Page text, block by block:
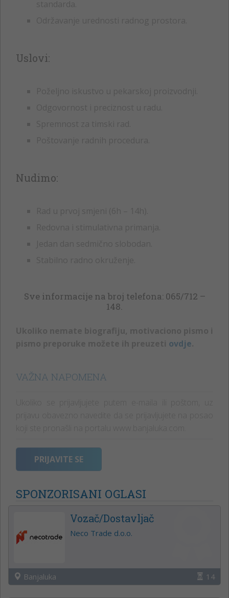
Uslovi:
Nudimo:
Sve informacije na broj telefona: 065/712 –
148.
ovdje
VAŽNA NAPOMENA
PRIJAVITE SE
SPONZORISANI OGLASI
Vozač/Dostavljač
Neco Trade d.o.o.
Banjaluka 14